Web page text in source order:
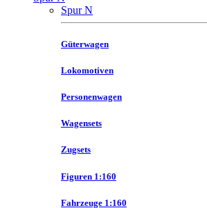
Spur N
Güterwagen
Lokomotiven
Personenwagen
Wagensets
Zugsets
Figuren 1:160
Fahrzeuge 1:160